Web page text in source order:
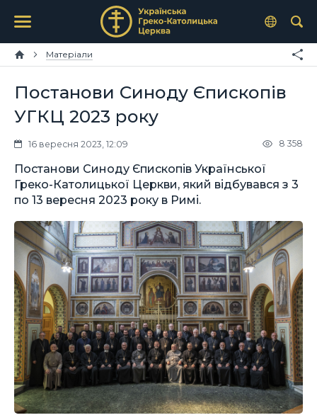
Матеріали
Постанови Синоду Єпископів
УГКЦ 2023 року
16 вересня 2023, 12:09 8 358
Постанови Синоду Єпископів Української
Греко-Католицької Церкви, який відбувався з 3
по 13 вересня 2023 року в Римі.